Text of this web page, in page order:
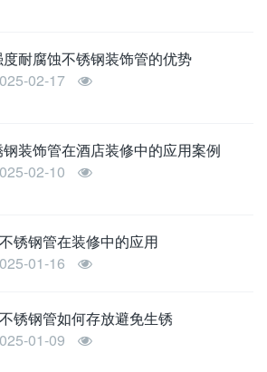
耐腐蚀不锈钢装饰管的优势
02-17
装饰管在酒店装修中的应用案例
02-10
锈钢管在装修中的应用
01-16
锈钢管如何存放避免生锈
01-09